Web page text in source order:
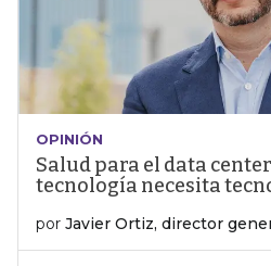
OPINIÓN
Salud para el data
tecnología necesita
por Javier Ortiz, director